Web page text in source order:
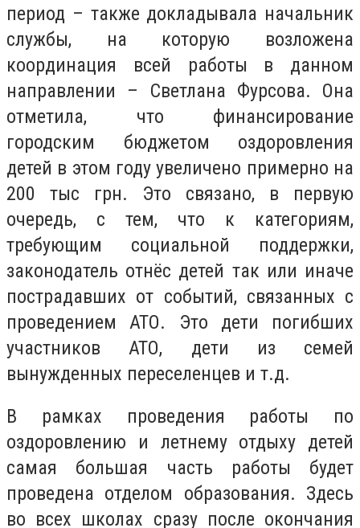
период – также докладывала начальник
службы, на которую возложена
координация всей работы в данном
направлении – Светлана Фурсова. Она
отметила, что финансирование
городским бюджетом оздоровления
детей в этом году увеличено примерно на
200 тыс грн. Это связано, в первую
очередь, с тем, что к категориям,
требующим социальной поддержки,
законодатель отнёс детей так или иначе
пострадавших от событий, связанных с
проведением АТО. Это дети погибших
участников АТО, дети из семей
вынужденных переселенцев и т.д.
В рамках проведения работы по
оздоровлению и летнему отдыху детей
самая большая часть работы будет
проведена отделом образования. Здесь
во всех школах сразу после окончания